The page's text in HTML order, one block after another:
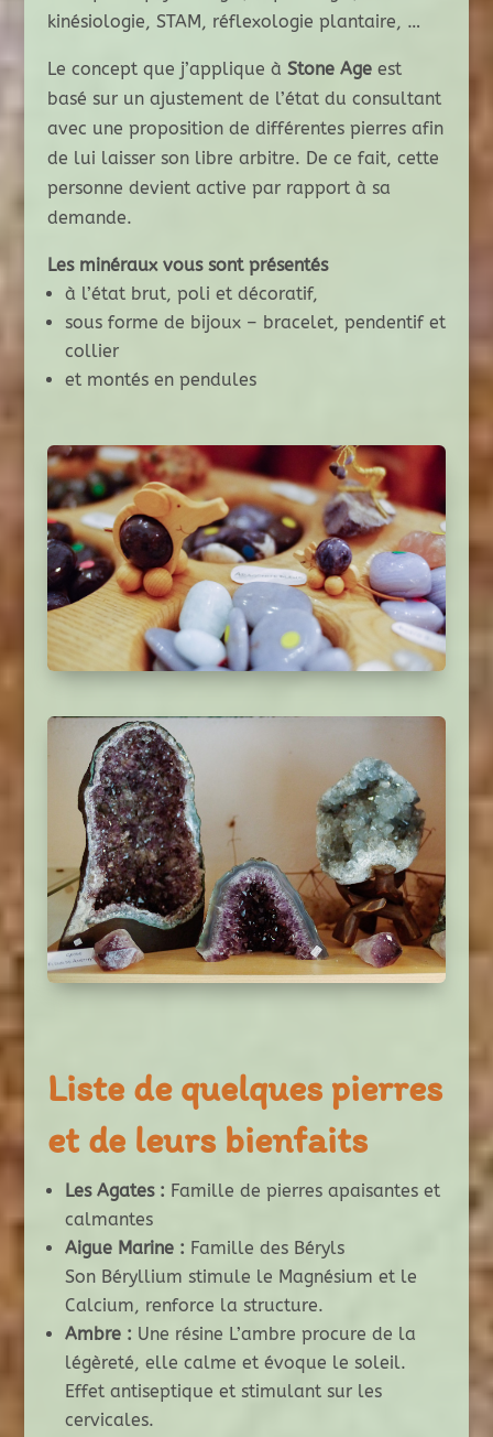
kinésiologie, STAM, réflexologie plantaire, …
Le concept que j’applique à Stone Ageest
basé sur un ajustement de l’état du consultant
avec une proposition de différentes pierres afin
de lui laisser son libre arbitre. De ce fait, cette
personne devient active par rapport à sa
demande.
Les minéraux vous sont présentés
à l’état brut, poli et décoratif,
sous forme de bijoux – bracelet, pendentif et
collier
et montés en pendules
Liste de quelques pierres
et de leurs bienfaits
Les Agates : Famille de pierres apaisantes et
calmantes
Aigue Marine : Famille des Béryls
Son Béryllium stimule le Magnésium et le
Calcium, renforce la structure.
Ambre : Une résine L’ambre procure de la
légèreté, elle calme et évoque le soleil.
Effet antiseptique et stimulant sur les
cervicales.